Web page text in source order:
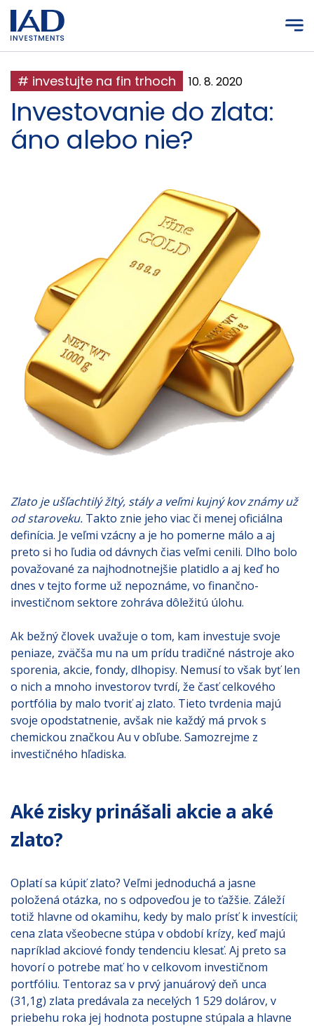
Prejsť na hlavný obsah
# investujte na fin trhoch 10. 8. 2020
Investovanie do zlata:
áno alebo nie?
Zlato je ušľachtilý žltý, stály a veľmi kujný kov známy už
od staroveku. Takto znie jeho viac či menej oficiálna
definícia. Je veľmi vzácny a je ho pomerne málo a aj
preto si ho ľudia od dávnych čias veľmi cenili. Dlho bolo
považované za najhodnotnejšie platidlo a aj keď ho
dnes v tejto forme už nepoznáme, vo finančno-
investičnom sektore zohráva dôležitú úlohu.
Ak bežný človek uvažuje o tom, kam investuje svoje
peniaze, zväčša mu na um prídu tradičné nástroje ako
sporenia, akcie, fondy, dlhopisy. Nemusí to však byť len
o nich a mnoho investorov tvrdí, že časť celkového
portfólia by malo tvoriť aj zlato. Tieto tvrdenia majú
svoje opodstatnenie, avšak nie každý má prvok s
chemickou značkou Au v obľube. Samozrejme z
investičného hľadiska.
Aké zisky prinášali akcie a aké
zlato?
Oplatí sa kúpiť zlato? Veľmi jednoduchá a jasne
položená otázka, no s odpoveďou je to ťažšie. Záleží
totiž hlavne od okamihu, kedy by malo prísť k investícii;
cena zlata všeobecne stúpa v období krízy, keď majú
napríklad akciové fondy tendenciu klesať. Aj preto sa
hovorí o potrebe mať ho v celkovom investičnom
portfóliu. Tentoraz sa v prvý januárový deň unca
(31,1g) zlata predávala za necelých 1 529 dolárov, v
priebehu roka jej hodnota postupne stúpala a hlavne